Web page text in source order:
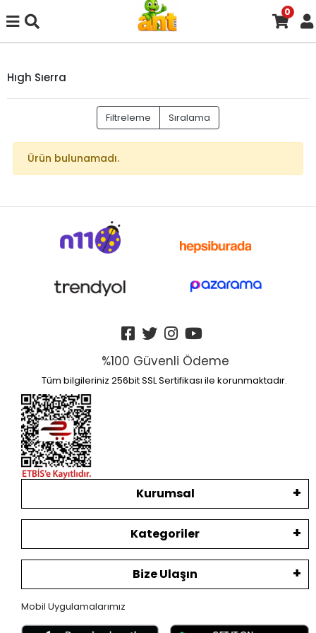
0
Hıgh Sıerra
Filtreleme Sıralama
Ürün bulunamadı.
%100 Güvenli Ödeme
Tüm bilgileriniz 256bit SSL Sertifikası ile korunmaktadır.
Kurumsal
Kategoriler
Bize Ulaşın
Mobil Uygulamalarımız